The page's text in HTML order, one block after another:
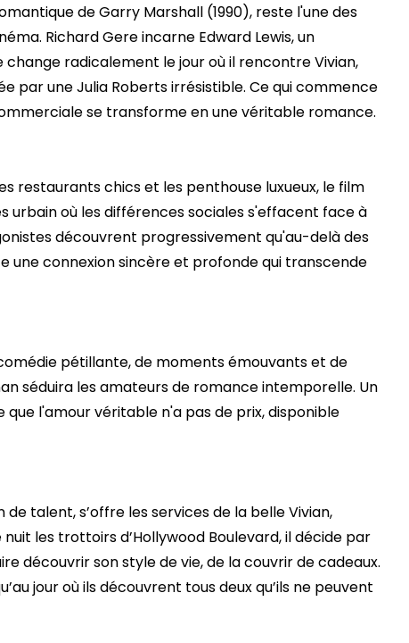
de Garry Marshall (1990), reste l'une des
Richard Gere incarne Edward Lewis, un
radicalement le jour où il rencontre Vivian,
par une Julia Roberts irrésistible. Ce qui commence
se transforme en une véritable romance.
restaurants chics et les penthouse luxueux, le film
urbain où les différences sociales s'effacent face à
découvrent progressivement qu'au-delà des
une connexion sincère et profonde qui transcende
pétillante, de moments émouvants et de
séduira les amateurs de romance intemporelle. Un
que l'amour véritable n'a pas de prix, disponible
de talent, s’offre les services de la belle Vivian,
les trottoirs d’Hollywood Boulevard, il décide par
découvrir son style de vie, de la couvrir de cadeaux.
jour où ils découvrent tous deux qu’ils ne peuvent